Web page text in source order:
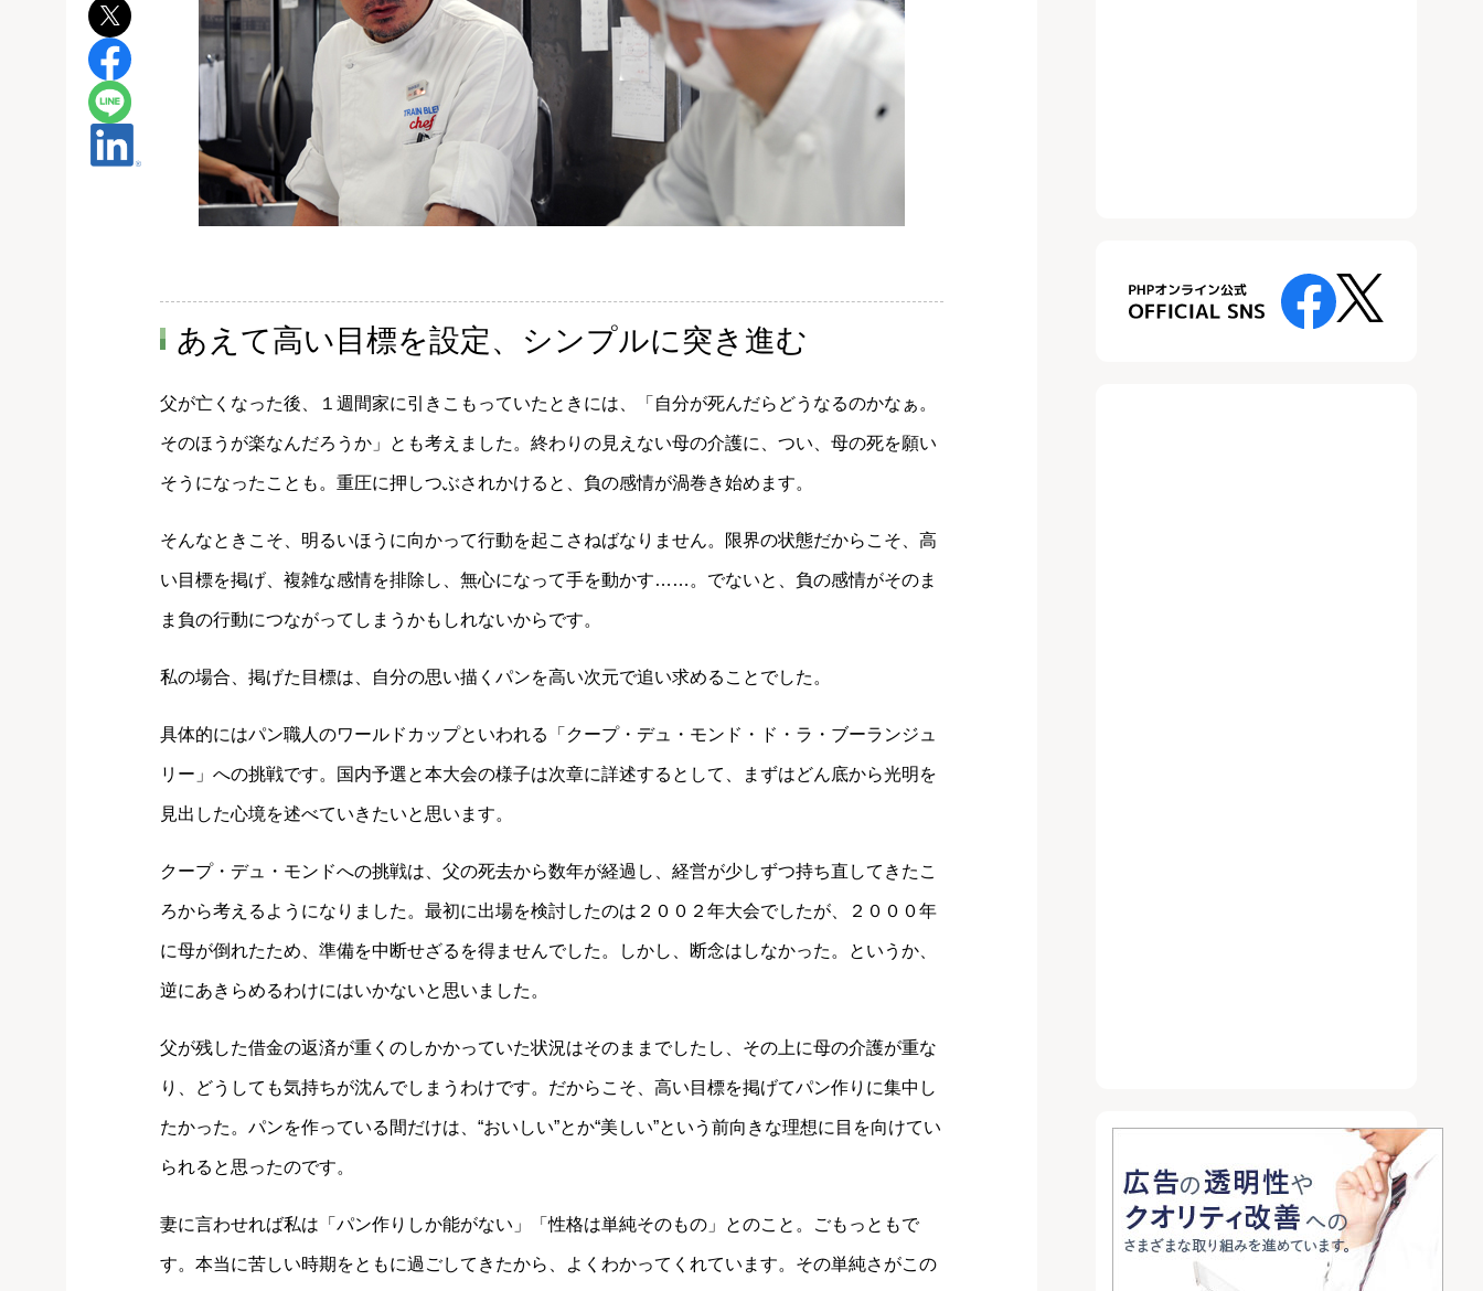
あえて高い目標を設定、シンプルに突き進む
父が亡くなった後、１週間家に引きこもっていたときには、「自分が死んだらどうなるのかなぁ。
そのほうが楽なんだろうか」とも考えました。終わりの見えない母の介護に、つい、母の死を願い
そうになったことも。重圧に押しつぶされかけると、負の感情が渦巻き始めます。
そんなときこそ、明るいほうに向かって行動を起こさねばなりません。限界の状態だからこそ、高
い目標を掲げ、複雑な感情を排除し、無心になって手を動かす……。でないと、負の感情がそのま
ま負の行動につながってしまうかもしれないからです。
私の場合、掲げた目標は、自分の思い描くパンを高い次元で追い求めることでした。
具体的にはパン職人のワールドカップといわれる「クープ・デュ・モンド・ド・ラ・ブーランジュ
リー」への挑戦です。国内予選と本大会の様子は次章に詳述するとして、まずはどん底から光明を
見出した心境を述べていきたいと思います。
クープ・デュ・モンドへの挑戦は、父の死去から数年が経過し、経営が少しずつ持ち直してきたこ
ろから考えるようになりました。最初に出場を検討したのは２００２年大会でしたが、２０００年
に母が倒れたため、準備を中断せざるを得ませんでした。しかし、断念はしなかった。というか、
逆にあきらめるわけにはいかないと思いました。
父が残した借金の返済が重くのしかかっていた状況はそのままでしたし、その上に母の介護が重な
り、どうしても気持ちが沈んでしまうわけです。だからこそ、高い目標を掲げてパン作りに集中し
たかった。パンを作っている間だけは、“おいしい”とか“美しい”という前向きな理想に目を向けてい
られると思ったのです。
妻に言わせれば私は「パン作りしか能がない」「性格は単純そのもの」とのこと。ごもっともで
す。本当に苦しい時期をともに過ごしてきたから、よくわかってくれています。その単純さがこの